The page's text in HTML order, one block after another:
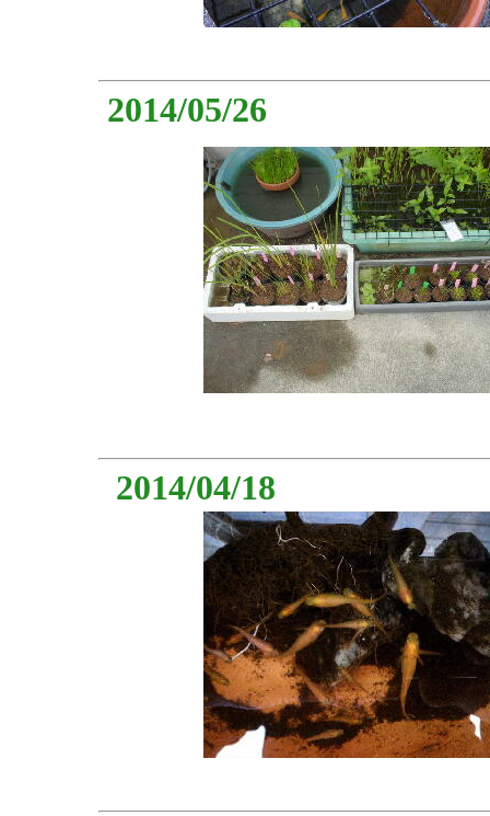
2014/05/26
2014/04/18